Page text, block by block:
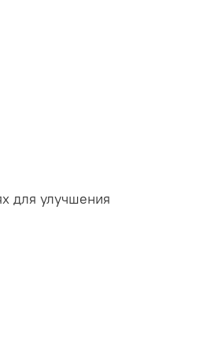
для улучшения